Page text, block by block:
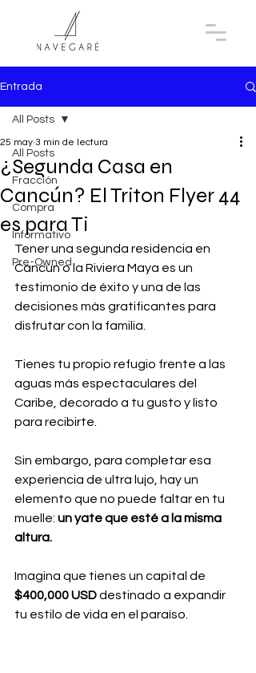
Entrada
All Posts
Fracción
Compra
Informativo
Pre-Owned
All Posts
¿Segunda Casa en
Cancún? El Triton Flyer 44
es para Ti
25 may 3 min de lectura
Tener una segunda residencia en
Cancún o la Riviera Maya es un
testimonio de éxito y una de las
decisiones más gratificantes para
disfrutar con la familia.
Tienes tu propio refugio frente a las
aguas más espectaculares del
Caribe, decorado a tu gusto y listo
para recibirte.
Sin embargo, para completar esa
experiencia de ultra lujo, hay un
elemento que no puede faltar en tu
muelle: un yate que esté a la misma
altura.
Imagina que tienes un capital de
$400,000 USD destinado a expandir
tu estilo de vida en el paraíso.